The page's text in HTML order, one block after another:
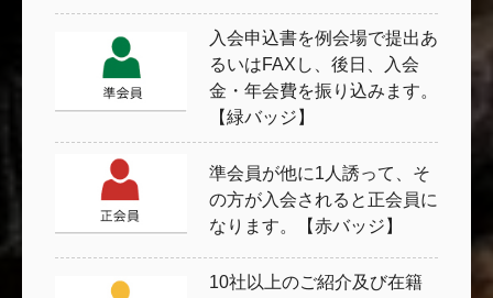
入会申込書を例会場で提出あ
るいはFAXし、後日、入会
金・年会費を振り込みます。
【緑バッジ】
準会員が他に1人誘って、そ
の方が入会されると正会員に
なります。【赤バッジ】
10社以上のご紹介及び在籍